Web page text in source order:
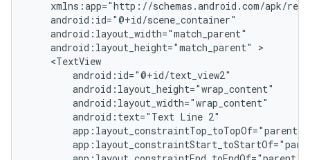
android:layout_height="match_parent"
android:text="Text Line